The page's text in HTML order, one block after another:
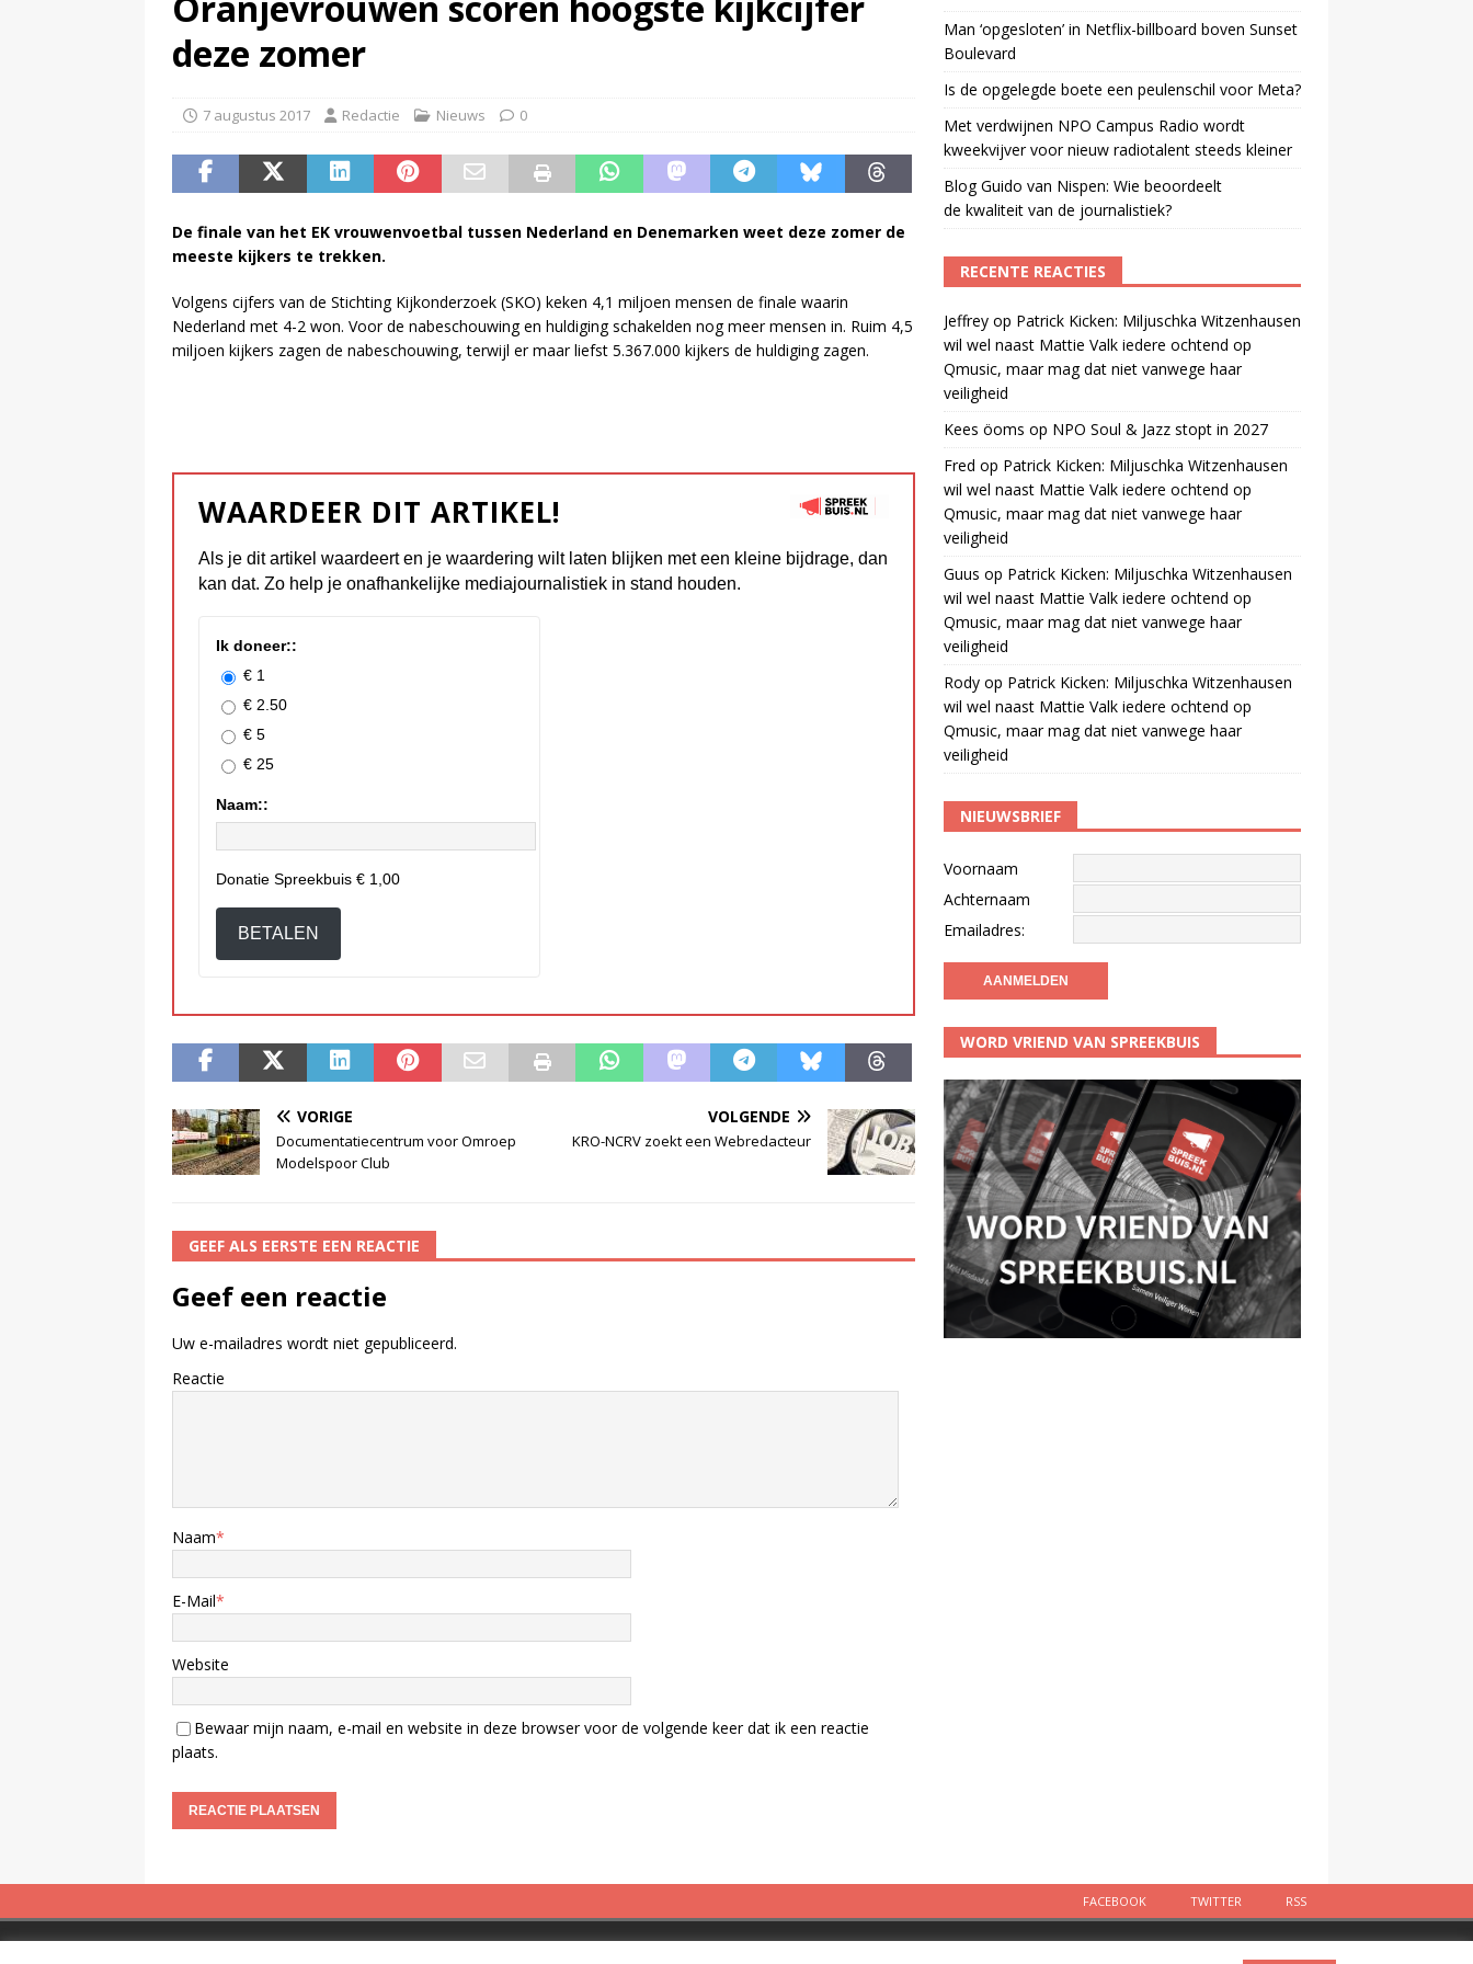
deze zomer
7 augustus 2017 Redactie Nieuws 0
De finale van het EK vrouwenvoetbal tussen Nederland en Denemarken weet deze zomer de
meeste kijkers te trekken.
Volgens cijfers van de Stichting Kijkonderzoek (SKO) keken 4,1 miljoen mensen de finale waarin
Nederland met 4-2 won. Voor de nabeschouwing en huldiging schakelden nog meer mensen in. Ruim 4,5
miljoen kijkers zagen de nabeschouwing, terwijl er maar liefst 5.367.000 kijkers de huldiging zagen.
WAARDEER DIT ARTIKEL!
Als je dit artikel waardeert en je waardering wilt laten blijken met een kleine bijdrage, dan
kan dat. Zo help je onafhankelijke mediajournalistiek in stand houden.
Ik doneer::
€ 1
€ 2.50
€ 5
€ 25
Naam::
Donatie Spreekbuis € 1,00
BETALEN
VORIGE
Documentatiecentrum voor Omroep
Modelspoor Club
VOLGENDE
KRO-NCRV zoekt een Webredacteur
GEEF ALS EERSTE EEN REACTIE
Geef een reactie
Uw e-mailadres wordt niet gepubliceerd.
Reactie
Naam*
E-Mail*
Website
Bewaar mijn naam, e-mail en website in deze browser voor de volgende keer dat ik een reactie
plaats.
Man ‘opgesloten’ in Netflix-billboard boven Sunset
Boulevard
Is de opgelegde boete een peulenschil voor Meta?
Met verdwijnen NPO Campus Radio wordt
kweekvijver voor nieuw radiotalent steeds kleiner
Blog Guido van Nispen: Wie beoordeelt
de kwaliteit van de journalistiek?
RECENTE REACTIES
Jeffreyop Patrick Kicken: Miljuschka Witzenhausen
wil wel naast Mattie Valk iedere ochtend op
Qmusic, maar mag dat niet vanwege haar
veiligheid
Kees öoms op NPO Soul & Jazz stopt in 2027
Fred op Patrick Kicken: Miljuschka Witzenhausen
wil wel naast Mattie Valk iedere ochtend op
Qmusic, maar mag dat niet vanwege haar
veiligheid
Guus op Patrick Kicken: Miljuschka Witzenhausen
wil wel naast Mattie Valk iedere ochtend op
Qmusic, maar mag dat niet vanwege haar
veiligheid
Rodyop Patrick Kicken: Miljuschka Witzenhausen
wil wel naast Mattie Valk iedere ochtend op
Qmusic, maar mag dat niet vanwege haar
veiligheid
NIEUWSBRIEF
Voornaam
Achternaam
Emailadres:
WORD VRIEND VAN SPREEKBUIS
FACEBOOK TWITTER RSS